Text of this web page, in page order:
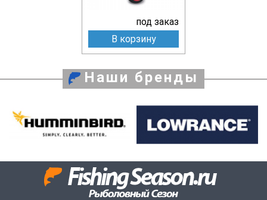
под заказ
В корзину
Наши бренды